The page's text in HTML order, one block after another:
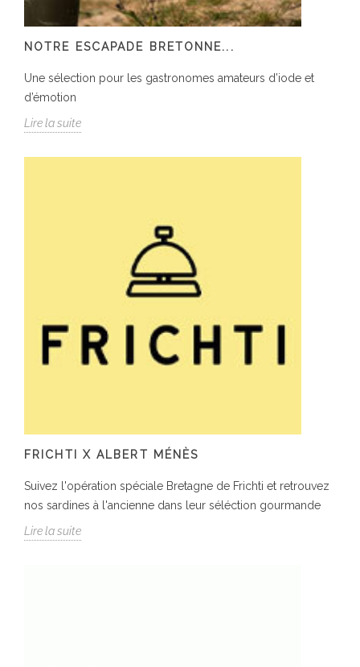
NOTRE ESCAPADE BRETONNE...
Une sélection pour les gastronomes amateurs d’iode et
d’émotion
Lire la suite
FRICHTI X ALBERT MÉNÈS
Suivez l'opération spéciale Bretagne de Frichti et retrouvez
nos sardines à l'ancienne dans leur séléction gourmande
Lire la suite